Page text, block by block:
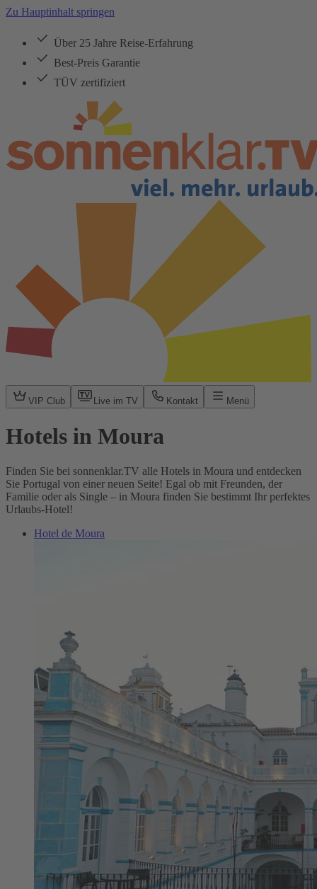
Zu Hauptinhalt springen
Über 25 Jahre Reise-Erfahrung
Best-Preis Garantie
TÜV zertifiziert
VIP Club Live im TV Kontakt Menü
Hotels in Moura
Finden Sie bei sonnenklar.TV alle Hotels in Moura und entdecken
Sie Portugal von einer neuen Seite! Egal ob mit Freunden, der
Familie oder als Single – in Moura finden Sie bestimmt Ihr perfektes
Urlaubs-Hotel!
Hotel de Moura